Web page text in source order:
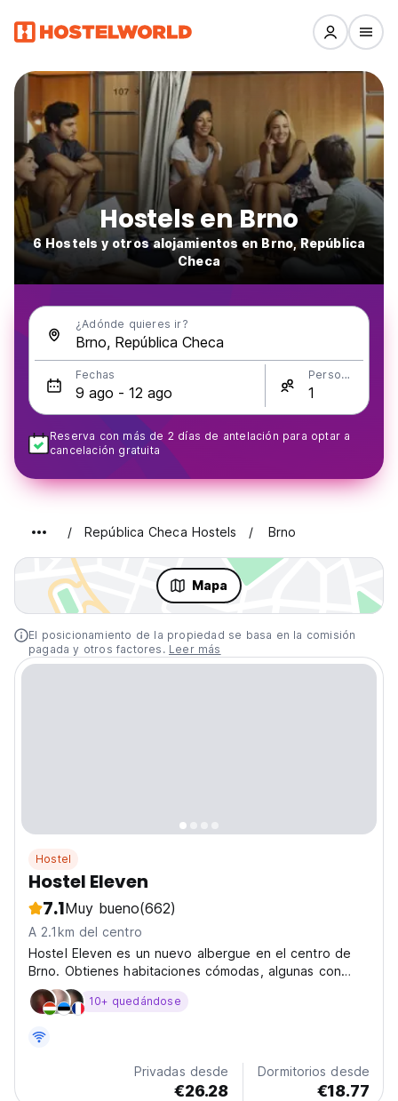
Hostels en Brno
6 Hostels y otros alojamientos en Brno, República
Checa
¿Adónde quieres ir?
Fechas Personas
Reserva con más de 2 días de antelación para optar a
cancelación gratuita
República Checa Hostels Brno
Mapa
El posicionamiento de la propiedad se basa en la comisión
pagada y otros factores. Leer más
Hostel
Hostel Eleven
7.1Muy bueno(662)
A 2.1km del centro
Hostel Eleven es un nuevo albergue en el centro de
Brno. Obtienes habitaciones cómodas, algunas con
terraza, así como WiFi gratis. Tenemos un café donde
puedes conocer y socializar.
10+ quedándose
Privadas desde
€26.28
Dormitorios desde
€18.77